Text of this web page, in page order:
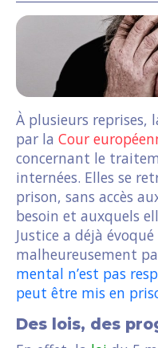
À plusieurs reprises,
par la Cour
concernant le
internées. Elles se
prison, sans accès
besoin et auxquels
Justice a déjà
malheureusement
mental n’est pas
peut être mis en
Des lois, des